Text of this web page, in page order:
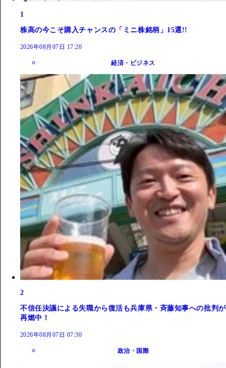
1
株高の今こそ購入チャンスの「ミニ株銘柄」15選!!
2026年08月07日 17:20
経済・ビジネス
2
不信任決議による失職から復活も兵庫県・斉藤知事への批判が
再燃中！
2026年08月07日 07:30
政治・国際